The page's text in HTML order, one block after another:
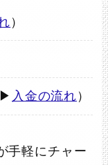
）
入金の流れ ）
手軽にチャー